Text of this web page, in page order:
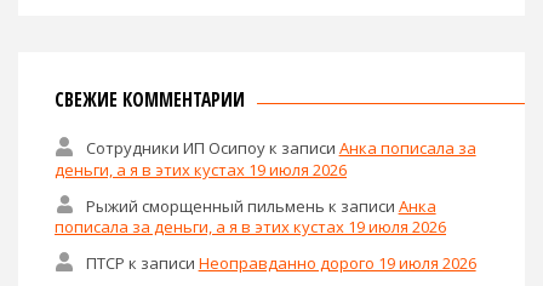
СВЕЖИЕ КОММЕНТАРИИ
Сотрудники ИП Осипоук записи Анка пописала за
деньги, а я в этих кустах 19 июля 2026
Рыжий сморщенный пильмень к записи Анка
пописала за деньги, а я в этих кустах 19 июля 2026
ПТСР к записи Неоправданно дорого 19 июля 2026